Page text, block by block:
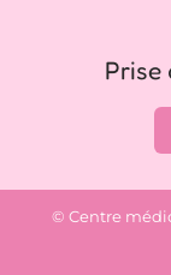
Prise
© Centre